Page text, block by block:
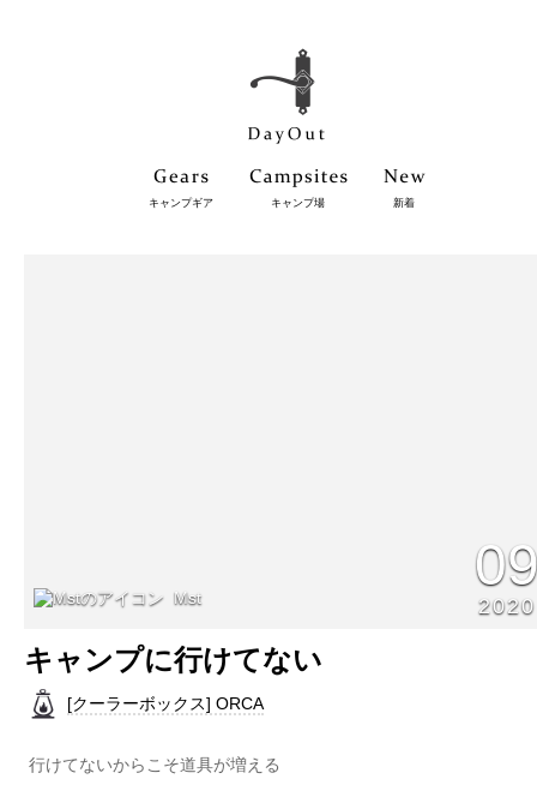
キャンプギア キャンプ場 新着
Mst 2020
キャンプに行けてない
[クーラーボックス] ORCA
行けてないからこそ道具が増える